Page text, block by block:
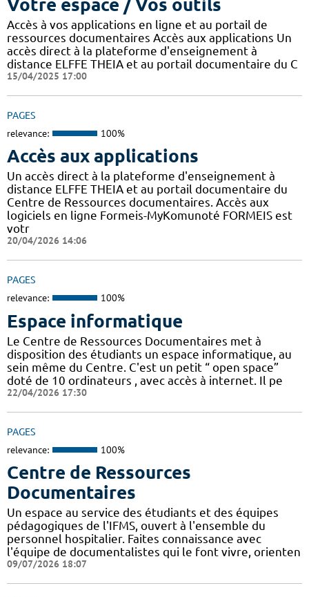
Votre espace / Vos outils
Accès à vos applications en ligne et au portail de
ressources documentaires Accès aux applications Un
accès direct à la plateforme d'enseignement à
distance ELFFE THEIA et au portail documentaire du C
15/04/2025 17:00
PAGES
relevance: 100%
Accès aux applications
Un accès direct à la plateforme d'enseignement à
distance ELFFE THEIA et au portail documentaire du
Centre de Ressources documentaires. Accès aux
logiciels en ligne Formeis-MyKomunoté FORMEIS est
votr
20/04/2026 14:06
PAGES
relevance: 100%
Espace informatique
Le Centre de Ressources Documentaires met à
disposition des étudiants un espace informatique, au
sein même du Centre. C'est un petit “ open space”
doté de 10 ordinateurs , avec accès à internet. Il pe
22/04/2026 17:30
PAGES
relevance: 100%
Centre de Ressources
Documentaires
Un espace au service des étudiants et des équipes
pédagogiques de l'IFMS, ouvert à l'ensemble du
personnel hospitalier. Faites connaissance avec
l'équipe de documentalistes qui le font vivre, orienten
09/07/2026 18:07